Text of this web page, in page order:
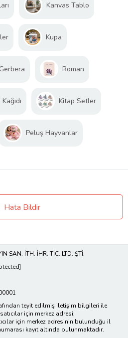
Kanvas Tablo
Kupa
Roman
Kitap Setler
Peluş Hayvanlar
Hata Bildir
SAN. İTH. İHR. TİC. LTD. ŞTİ.
teyit edilmiş iletişim bilgileri ile
için merkez adresi;
için merkez adresinin bulunduğu il
kayıt altında bulunmaktadır.